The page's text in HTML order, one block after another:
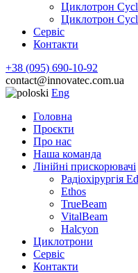
Циклотрон
Циклотрон
Сервic
Контакти
+38 (095) 690-10-92
contact@innovatec.com.ua
Eng
Головна
Проєкти
Про нас
Наша команда
Лінійні прискорювачі
Радіохірургія
Ethos
TrueBeam
VitalBeam
Halcyon
Циклотрони
Сервic
Контакти